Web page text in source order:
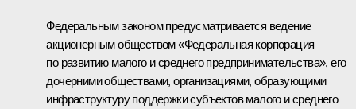
Федеральным законом предусматривается ведение
акционерным обществом «Федеральная корпорация
по развитию малого и среднего предпринимательства», его
дочерними обществами, организациями, образующими
инфраструктуру поддержки субъектов малого и среднего